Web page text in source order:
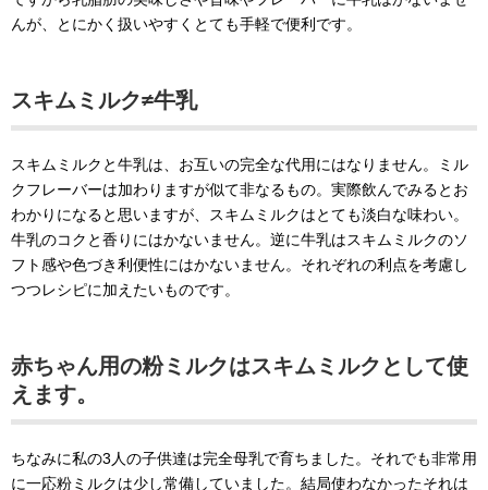
んが、とにかく扱いやすくとても手軽で便利です。
スキムミルク≠牛乳
スキムミルクと牛乳は、お互いの完全な代用にはなりません。ミル
クフレーバーは加わりますが似て非なるもの。実際飲んでみるとお
わかりになると思いますが、スキムミルクはとても淡白な味わい。
牛乳のコクと香りにはかないません。逆に牛乳はスキムミルクのソ
フト感や色づき利便性にはかないません。それぞれの利点を考慮し
つつレシピに加えたいものです。
赤ちゃん用の粉ミルクはスキムミルクとして使
えます。
ちなみに私の3人の子供達は完全母乳で育ちました。それでも非常用
に一応粉ミルクは少し常備していました。結局使わなかったそれは